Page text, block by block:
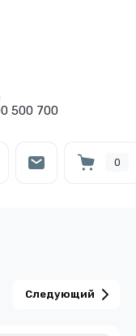
500 700
0
Следующий